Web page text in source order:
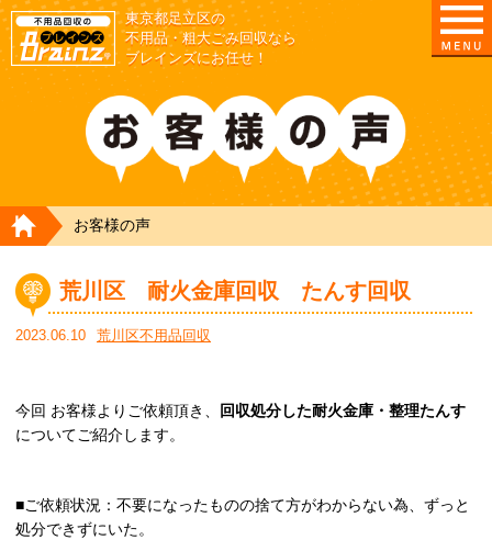
東京都足立区の
不用品・粗大ごみ回収なら
ブレインズにお任せ！
HOME
お客様の声
荒川区 耐火金庫回収 たんす回収
2023.06.10 荒川区不用品回収
今回 お客様よりご依頼頂き、
回収処分した耐火金庫・整理たんす
についてご紹介します。
■ご依頼状況：不要になったものの捨て方がわからない為、ずっと
処分できずにいた。